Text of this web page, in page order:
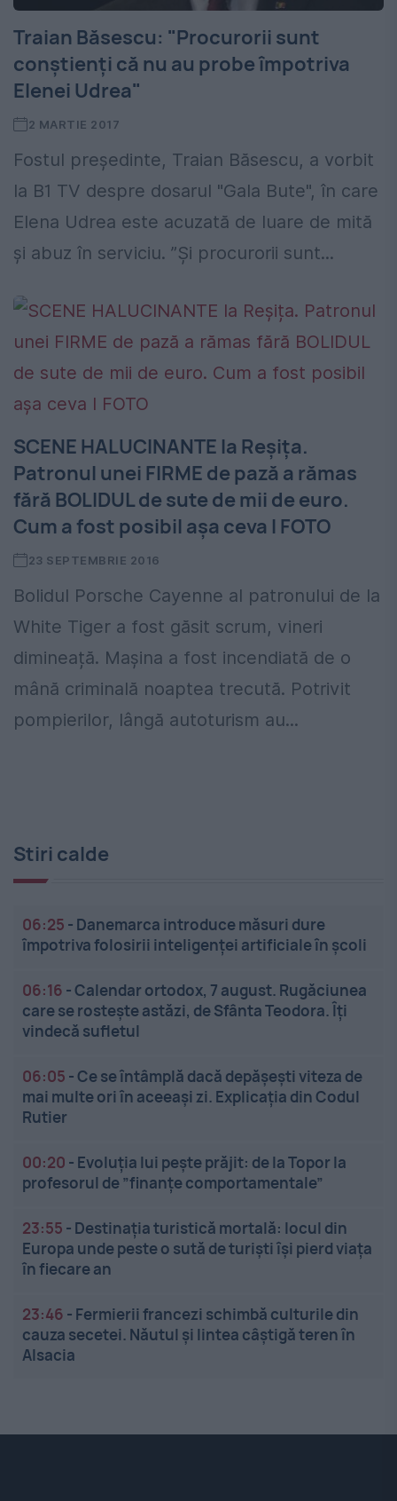
Traian Băsescu: "Procurorii sunt
conștienți că nu au probe împotriva
Elenei Udrea"
2 MARTIE 2017
Fostul președinte, Traian Băsescu, a vorbit
la B1 TV despre dosarul "Gala Bute", în care
Elena Udrea este acuzată de luare de mită
și abuz în serviciu. ”Și procurorii sunt...
SCENE HALUCINANTE la Reșița.
Patronul unei FIRME de pază a rămas
fără BOLIDUL de sute de mii de euro.
Cum a fost posibil aşa ceva I FOTO
23 SEPTEMBRIE 2016
Bolidul Porsche Cayenne al patronului de la
White Tiger a fost găsit scrum, vineri
dimineață. Mașina a fost incendiată de o
mână criminală noaptea trecută. Potrivit
pompierilor, lângă autoturism au...
Stiri calde
06:25 - Danemarca introduce măsuri dure
împotriva folosirii inteligenței artificiale în școli
06:16 -Calendar ortodox, 7 august. Rugăciunea
care se rostește astăzi, de Sfânta Teodora. Îți
vindecă sufletul
06:05 -Ce se întâmplă dacă depășești viteza de
mai multe ori în aceeași zi. Explicația din Codul
Rutier
00:20 - Evoluția lui pește prăjit: de la Topor la
profesorul de ”finanțe comportamentale”
23:55 - Destinația turistică mortală: locul din
Europa unde peste o sută de turiști își pierd viața
în fiecare an
23:46 - Fermierii francezi schimbă culturile din
cauza secetei. Năutul și lintea câștigă teren în
Alsacia